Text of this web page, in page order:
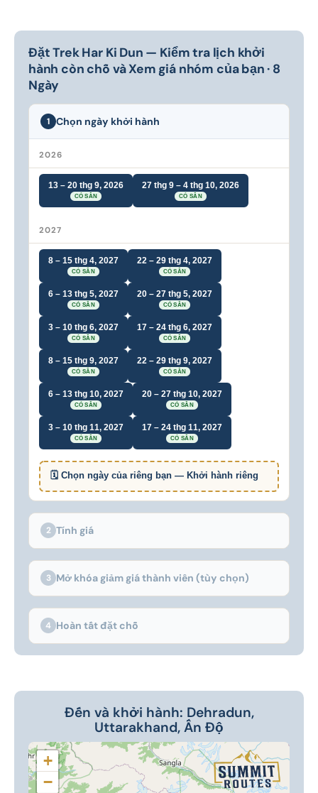
Đặt Trek Har Ki Dun — Kiểm tra lịch khởi
hành còn chỗ và Xem giá nhóm của bạn · 8
Ngày
1 Chọn ngày khởi hành
2026
13 – 20 thg 9, 2026
CÓ SẴN
27 thg 9 – 4 thg 10, 2026
CÓ SẴN
2027
8 – 15 thg 4, 2027
CÓ SẴN
22 – 29 thg 4, 2027
CÓ SẴN
6 – 13 thg 5, 2027
CÓ SẴN
20 – 27 thg 5, 2027
CÓ SẴN
3 – 10 thg 6, 2027
CÓ SẴN
17 – 24 thg 6, 2027
CÓ SẴN
8 – 15 thg 9, 2027
CÓ SẴN
22 – 29 thg 9, 2027
CÓ SẴN
6 – 13 thg 10, 2027
CÓ SẴN
20 – 27 thg 10, 2027
CÓ SẴN
3 – 10 thg 11, 2027
CÓ SẴN
17 – 24 thg 11, 2027
CÓ SẴN
🗓 Chọn ngày của riêng bạn — Khởi hành riêng
2 Tính giá
3 Mở khóa giảm giá thành viên (tùy chọn)
4 Hoàn tất đặt chỗ
Đến và khởi hành: Dehradun,
Uttarakhand, Ấn Độ
+
−